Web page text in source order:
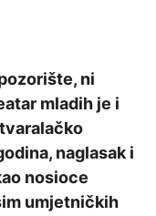
ni
mladih je i
naglasak i
nosioce
umjetničkih